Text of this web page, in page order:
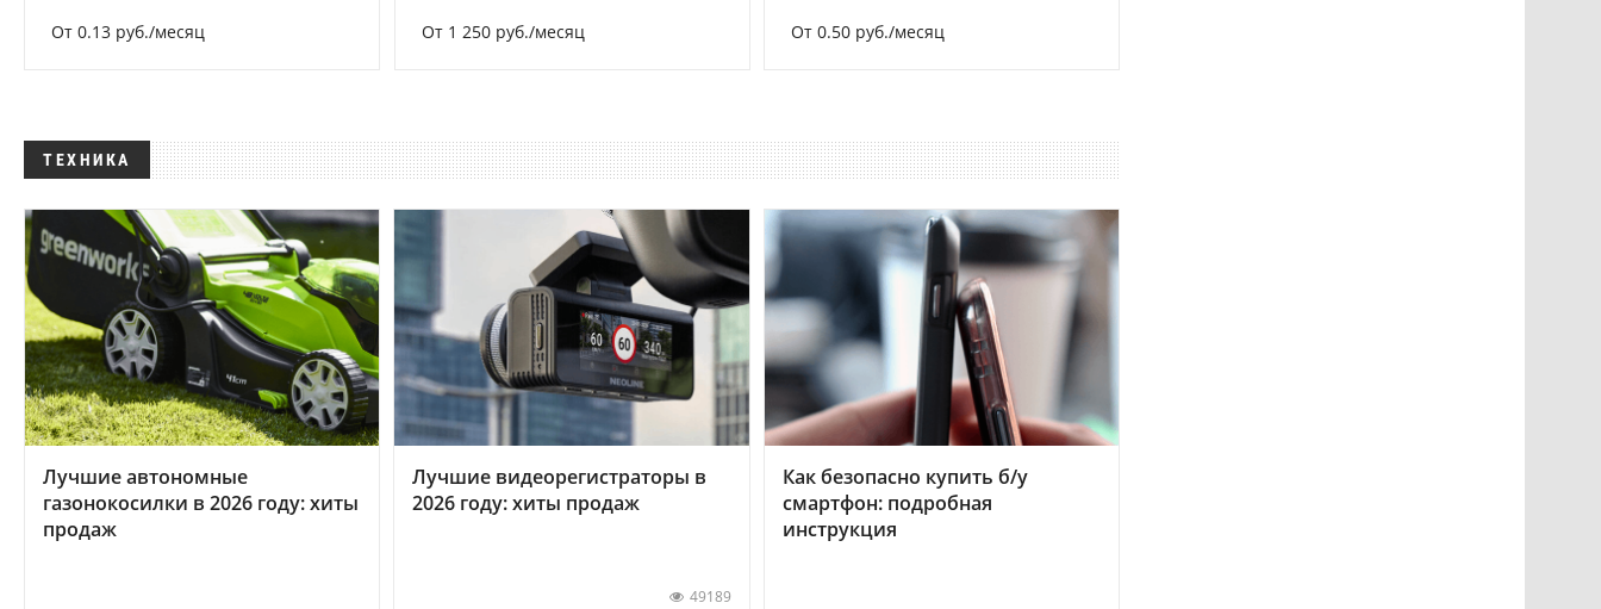
От 0.13 руб./месяц От 1 250 руб./месяц От 0.50 руб./месяц
ТЕХНИКА
Лучшие автономные
газонокосилки в 2026 году: хиты
продаж
Лучшие видеорегистраторы в
2026 году: хиты продаж
49189
Как безопасно купить б/у
смартфон: подробная
инструкция